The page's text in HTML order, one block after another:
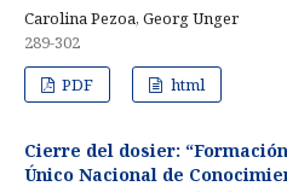
Carolina Pezoa, Georg Unger
289-302
PDF
html
Cierre del dosier:
Único Nacional de